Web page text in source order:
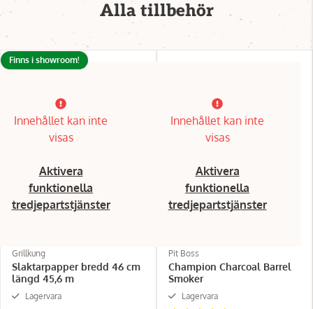
Alla tillbehör
Innehållet kan inte
visas
Aktivera
funktionella
tredjepartstjänster
Grillkung
Slaktarpapper bredd 46 cm
längd 45,6 m
Lagervara
Finns i showroom!
Innehållet kan inte
visas
Aktivera
funktionella
tredjepartstjänster
Pit Boss
Champion Charcoal Barrel
Smoker
Lagervara